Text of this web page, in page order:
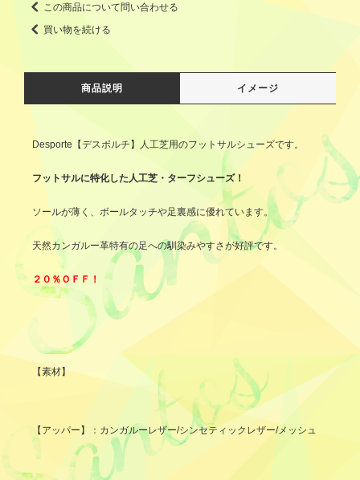
この商品について問い合わせる
買い物を続ける
商品説明 イメージ
Desporte【デスポルチ】人工芝用のフットサルシューズです。
フットサルに特化した人工芝・ターフシューズ！
ソールが薄く、ボールタッチや足裏感に優れています。
天然カンガルー革特有の足への馴染みやすさが好評です。
２０％ＯＦＦ！
【素材】
【アッパー】：カンガルーレザー/シンセティックレザー/メッシュ